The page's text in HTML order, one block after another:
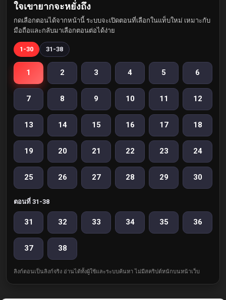
ใจเขายากจะหยั่งถึง
กดเลือกตอนได้จากหน้านี้ ระบบจะเปิดตอนที่เลือกในแท็บใหม่ เหมาะกับ
มือถือและกลับมาเลือกตอนต่อได้ง่าย
1-30 31-38
1 2 3 4 5 6
7 8 9 10 11 12
13 14 15 16 17 18
19 20 21 22 23 24
25 26 27 28 29 30
ตอนที่ 31-38
31 32 33 34 35 36
37 38
ลิงก์ตอนเป็นลิงก์จริง อ่านได้ทั้งผู้ใช้และระบบค้นหา ไม่มีสคริปต์หนักบนหน้าเว็บ